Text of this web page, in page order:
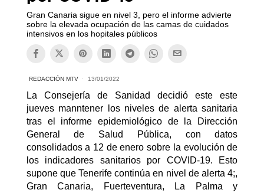
Gran Canaria sigue en nivel 3, pero el informe advierte
sobre la elevada ocupación de las camas de cuidados
intensivos en los hopitales públicos
REDACCIÓN MTV 13/01/2022
La Consejería de Sanidad decidió este este
jueves manntener los niveles de alerta sanitaria
tras el informe epidemiológico de la Dirección
General de Salud Pública, con datos
consolidados a 12 de enero sobre la evolución de
los indicadores sanitarios por COVID-19. Esto
supone que Tenerife continúa en nivel de alerta 4;,
Gran Canaria, Fuerteventura, La Palma y